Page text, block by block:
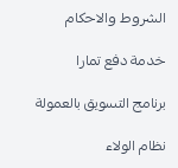
الشروط والاحكام
خدمة دفع تمارا
برنامج التسويق بالعمولة
نظام الولاء